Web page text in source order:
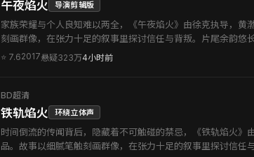
午夜焰火 导演剪辑版
家族荣耀与个人良知难以两全，《午夜焰火》由徐克执导，
刻画群像，在张力十足的叙事里探讨信任与背叛。片尾余韵悠
⭐ 7.62017悬疑323万4小时前
BD超清
铁轨焰火 环绕立体声
时间倒流的传闻背后，隐藏着不可触碰的禁忌，《铁轨焰火
品。故事以细腻笔触刻画群像，在张力十足的叙事里探讨信任